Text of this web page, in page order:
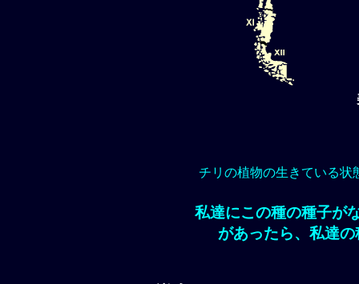
チリの植物の生きている状
私達にこの種の種子が
があったら、私達